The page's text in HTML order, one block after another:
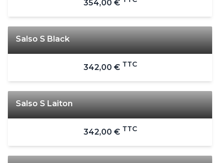
354,00 €
Salso S Black
342,00 € TTC
Salso S Laiton
342,00 € TTC